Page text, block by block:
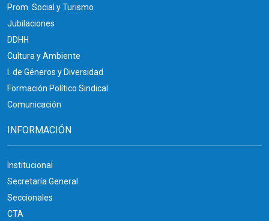
Prom. Social y Turismo
Jubilaciones
DDHH
Cultura y Ambiente
I. de Géneros y Diversidad
Formación Político Sindical
Comunicación
INFORMACIÓN
Institucional
Secretaría General
Seccionales
CTA